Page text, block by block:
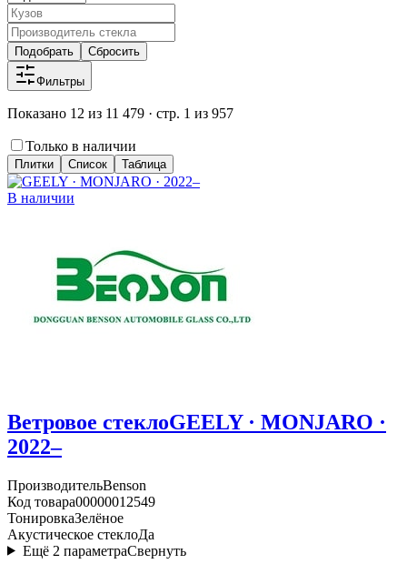
Подобрать Сбросить
Фильтры
Показано 12 из 11 479 · стр. 1 из 957
Только в наличии
Плитки Список Таблица
В наличии
Ветровое стеклоGEELY · MONJARO ·
2022–
ПроизводительBenson
Код товара00000012549
ТонировкаЗелёное
Акустическое стеклоДа
Ещё 2 параметраСвернуть